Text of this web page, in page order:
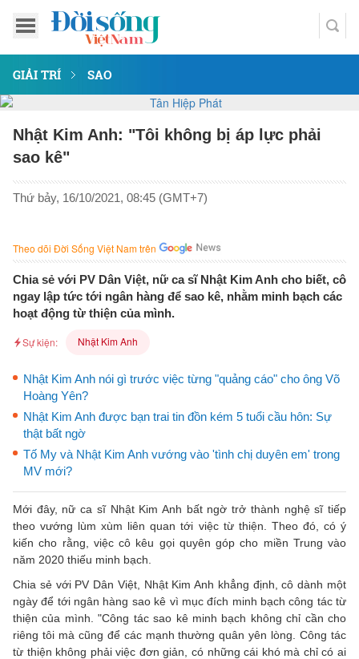
GIẢI TRÍ SAO
Nhật Kim Anh: "Tôi không bị áp lực phải
sao kê"
Thứ bảy, 16/10/2021, 08:45 (GMT+7)
Theo dõi Đời Sống Việt Nam trên
Chia sẻ với PV Dân Việt, nữ ca sĩ Nhật Kim Anh cho biết, cô
ngay lập tức tới ngân hàng để sao kê, nhằm minh bạch các
hoạt động từ thiện của mình.
Sự kiện: Nhật Kim Anh
Nhật Kim Anh nói gì trước việc từng "quảng cáo" cho ông Võ
Hoàng Yên?
Nhật Kim Anh được bạn trai tin đồn kém 5 tuổi cầu hôn: Sự
thật bất ngờ
Tố My và Nhật Kim Anh vướng vào 'tình chị duyên em' trong
MV mới?
Mới đây, nữ ca sĩ Nhật Kim Anh bất ngờ trở thành nghệ sĩ tiếp
theo vướng lùm xùm liên quan tới việc từ thiện. Theo đó, có ý
kiến cho rằng, việc cô kêu gọi quyên góp cho miền Trung vào
năm 2020 thiếu minh bạch.
Chia sẻ với PV Dân Việt, Nhật Kim Anh khẳng định, cô dành một
ngày để tới ngân hàng sao kê vì mục đích minh bạch công tác từ
thiện của mình. "Công tác sao kê minh bạch không chỉ cần cho
riêng tôi mà cũng để các mạnh thường quân yên lòng. Công tác
từ thiện không phải việc đơn giản, có những cái khó mà chỉ có ai